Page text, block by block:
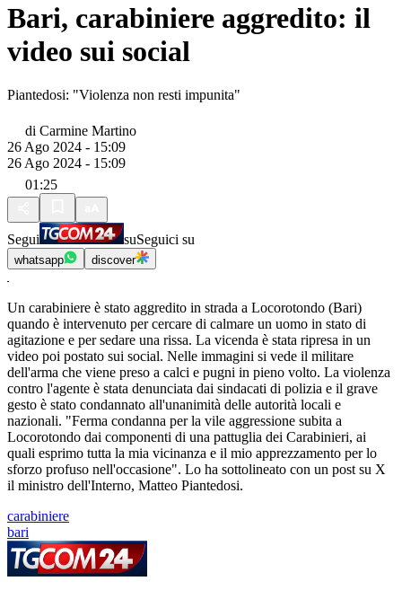
Bari, carabiniere aggredito: il
video sui social
Piantedosi: "Violenza non resti impunita"
di Carmine Martino
26 Ago 2024 - 15:09
26 Ago 2024 - 15:09
01:25
Segui suSeguici su
whatsapp discover
Un carabiniere è stato aggredito in strada a Locorotondo (Bari)
quando è intervenuto per cercare di calmare un uomo in stato di
agitazione e per sedare una rissa. La vicenda è stata ripresa in un
video poi postato sui social. Nelle immagini si vede il militare
dell'arma che viene preso a calci e pugni in pieno volto. La violenza
contro l'agente è stata denunciata dai sindacati di polizia e il grave
gesto è stato condannato all'unanimità delle autorità locali e
nazionali. "Ferma condanna per la vile aggressione subita a
Locorotondo dai componenti di una pattuglia dei Carabinieri, ai
quali esprimo tutta la mia vicinanza e il mio apprezzamento per lo
sforzo profuso nell'occasione". Lo ha sottolineato con un post su X
il ministro dell'Interno, Matteo Piantedosi.
carabiniere
bari